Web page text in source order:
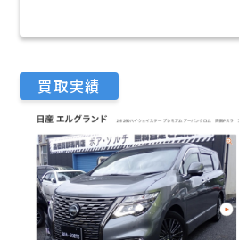
買取実績